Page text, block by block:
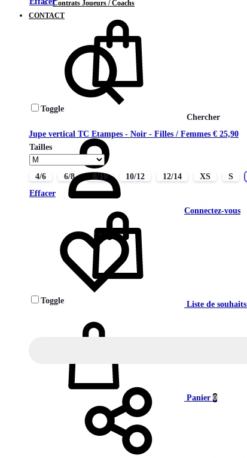
Contrats Joueurs / Coachs
CONTACT
Chercher
Connectez-vous
Liste de souhaits
Panier 0
Toggle
Jupe vertical TC Etampes - Noir - Filles / Femmes € 25,90
Tailles
4/6 6/8 8/10 10/12 12/14 XS S
Effacer
Toggle